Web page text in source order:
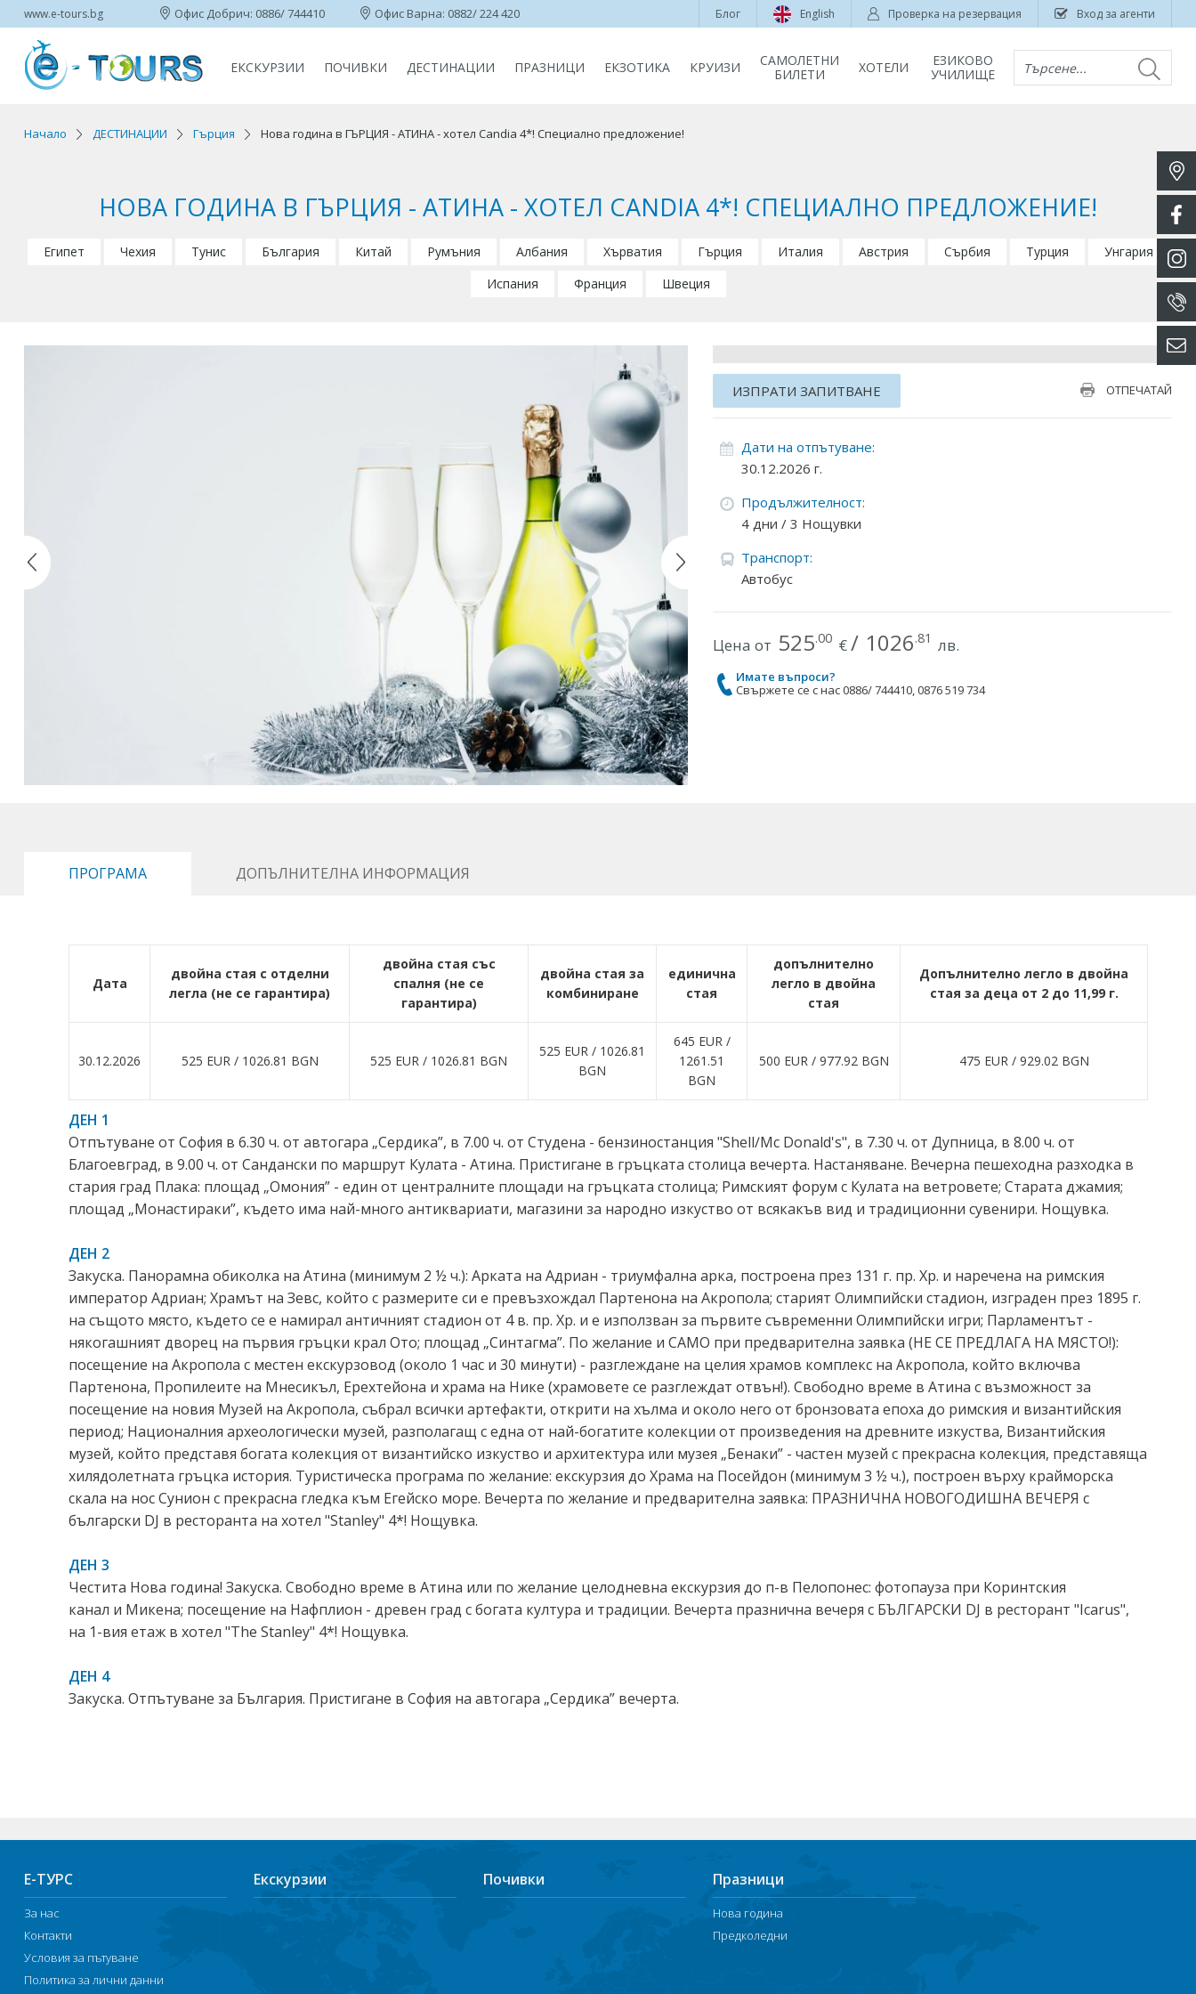
www.e-tours.bg Офис Добрич: 0886/ 744410 Офис Варна: 0882/ 224 420 Блог English Проверка на резервация Вход за агенти
ЕКСКУРЗИИ ПОЧИВКИ ДЕСТИНАЦИИ ПРАЗНИЦИ ЕКЗОТИКА КРУИЗИ
САМОЛЕТНИ
БИЛЕТИ
ХОТЕЛИ
ЕЗИКОВО
УЧИЛИЩЕ
Търсене...
Начало ДЕСТИНАЦИИ Гърция Нова година в ГЪРЦИЯ - АТИНА - хотел Candia 4*! Специално предложение!
НОВА ГОДИНА В ГЪРЦИЯ - АТИНА - ХОТЕЛ CANDIA 4*! СПЕЦИАЛНО ПРЕДЛОЖЕНИЕ!
Египет Чехия Тунис България Китай Румъния Албания Хърватия Гърция Италия Австрия Сърбия Турция
Унгария
Испания
Франция Швеция
ИЗПРАТИ ЗАПИТВАНЕ ОТПЕЧАТАЙ
Дати на отпътуване:
30.12.2026 г.
Продължителност:
4 дни / 3 Нощувки
Транспорт:
Автобус
Цена от 525.00 €/ 1026.81 лв.
Имате въпроси?
Свържете се с нас 0886/ 744410, 0876 519 734
ПРОГРАМА ДОПЪЛНИТЕЛНА ИНФОРМАЦИЯ
Дата
двойна стая с отделни
легла (не се гарантира)
двойна стая със
спалня (не се
гарантира)
двойна стая за
комбиниране
единична
стая
допълнително
легло в двойна
стая
Допълнително легло в двойна
стая за деца от 2 до 11,99 г.
30.12.2026 525 EUR ∕ 1026.81 BGN 525 EUR ∕ 1026.81 BGN
525 EUR ∕ 1026.81
BGN
645 EUR ∕
1261.51
BGN
500 EUR ∕ 977.92 BGN 475 EUR ∕ 929.02 BGN
ДЕН 1
Отпътуване от София в 6.30 ч. от автогара „Сердика”, в 7.00 ч. от Студена - бензиностанция "Shell∕Mc Donald's", в 7.30 ч. от Дупница, в 8.00 ч. от
Благоевград, в 9.00 ч. от Сандански по маршрут Кулата - Атина. Пристигане в гръцката столица вечерта. Настаняване. Вечерна пешеходна разходка в
стария град Плака: площад „Омония” - един от централните площади на гръцката столица; Римският форум с Кулата на ветровете; Старата джамия;
площад „Монастираки”, където има най-много антиквариати, магазини за народно изкуство от всякакъв вид и традиционни сувенири. Нощувка.
ДЕН 2
Закуска. Панорамна обиколка на Атина (минимум 2 ½ ч.): Арката на Адриан - триумфална aрка, построена през 131 г. пр. Хр. и наречена на римския
император Адриан; Храмът на Зевс, който с размерите си е превъзхождал Партенона на Акропола; старият Олимпийски стадион, изграден през 1895 г.
на същото място, където се е намирал античният стадион от 4 в. пр. Хр. и е използван за първите съвременни Олимпийски игри; Парламентът -
някогашният дворец на първия гръцки крал Ото; площад „Синтагма”. По желание и САМО при предварителна заявка (НЕ СЕ ПРЕДЛАГА НА МЯСТО!):
посещение на Акропола с местен екскурзовод (около 1 час и 30 минути) - разглеждане на целия храмов комплекс на Акропола, който включва
Партенона, Пропилеите на Мнесикъл, Ерехтейона и храма на Нике (храмовете се разглеждат отвън!). Свободно време в Атина с възможност за
посещение на новия Музей на Акропола, събрал всички артефакти, открити на хълма и около него от бронзовата епоха до римския и византийския
период; Националния археологически музей, разполагащ с една от най-богатите колекции от произведения на древните изкуства, Византийския
музей, който представя богата колекция от византийско изкуство и архитектура или музея „Бенаки” - частен музей с прекрасна колекция, представяща
хилядолетната гръцка история. Туристическа програма по желание: екскурзия до Храма на Посейдон (минимум 3 ½ ч.), построен върху крайморска
скала на нос Сунион с прекрасна гледка към Егейско море. Вечерта по желание и предварителна заявка: ПРАЗНИЧНА НОВОГОДИШНА ВЕЧЕРЯ с
български DJ в ресторанта на хотел "Stanley" 4*! Нощувка.
ДЕН 3
Честита Нова година! Закуска. Свободно време в Атина или по желание целодневна екскурзия до п-в Пелопонес: фотопауза при Коринтския
канал и Микена; посещение на Нафплион - древен град с богата култура и традиции. Вечерта празнична вечеря с БЪЛГАРСКИ DJ в ресторант "Icarus",
на 1-вия етаж в хотел "The Stanley" 4*! Нощувка.
ДЕН 4
Закуска. Отпътуване за България. Пристигане в София на автогара „Сердика” вечерта.
Е-ТУРС
За нас
Контакти
Условия за пътуване
Политика за лични данни
Екскурзии Почивки Празници
Нова година
Предколедни